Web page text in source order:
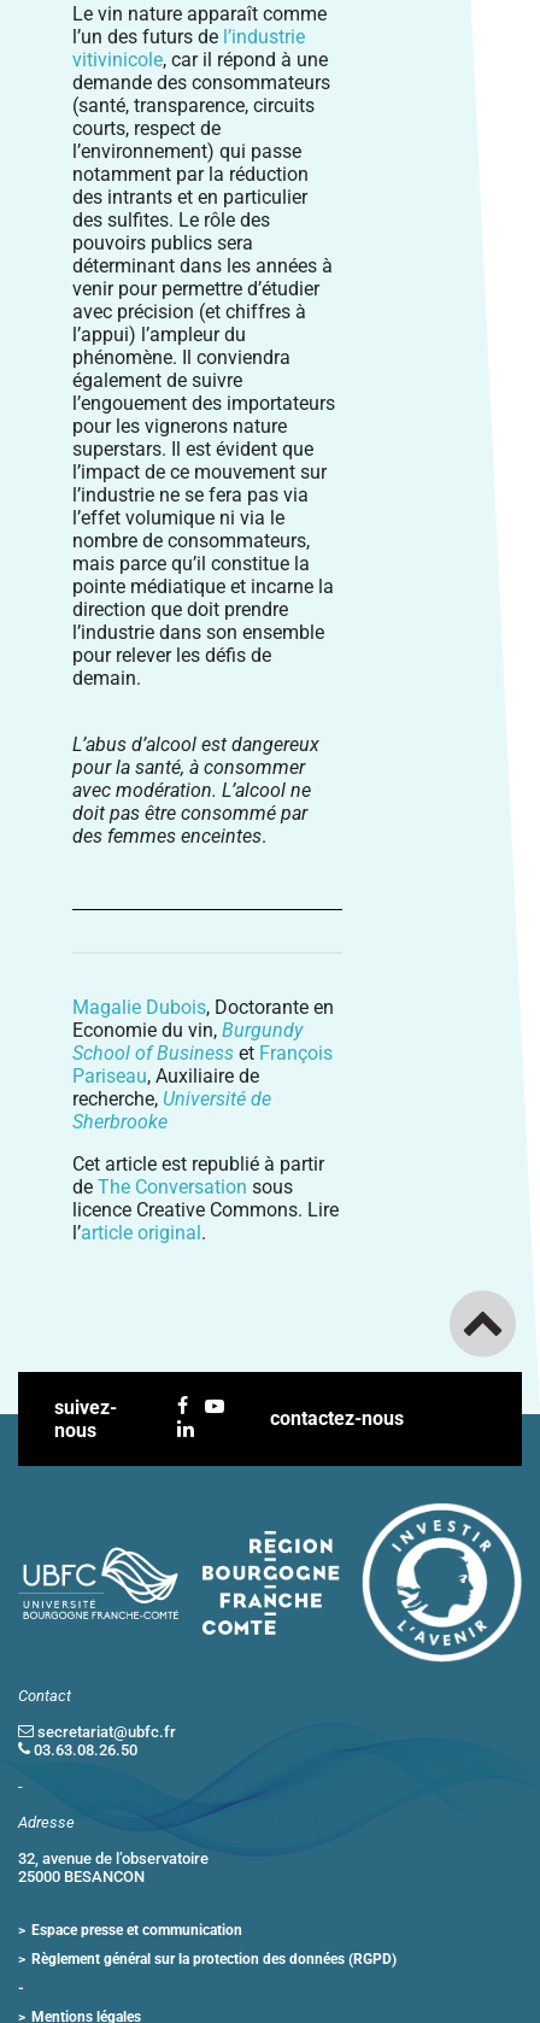
Le vin nature apparaît comme
l’un des futurs de l’industrie
vitivinicole, car il répond à une
demande des consommateurs
(santé, transparence, circuits
courts, respect de
l’environnement) qui passe
notamment par la réduction
des intrants et en particulier
des sulfites. Le rôle des
pouvoirs publics sera
déterminant dans les années à
venir pour permettre d’étudier
avec précision (et chiffres à
l’appui) l’ampleur du
phénomène. Il conviendra
également de suivre
l’engouement des importateurs
pour les vignerons nature
superstars. Il est évident que
l’impact de ce mouvement sur
l’industrie ne se fera pas via
l’effet volumique ni via le
nombre de consommateurs,
mais parce qu’il constitue la
pointe médiatique et incarne la
direction que doit prendre
l’industrie dans son ensemble
pour relever les défis de
demain.
L’abus d’alcool est dangereux
pour la santé, à consommer
avec modération. L’alcool ne
doit pas être consommé par
des femmes enceintes.
Magalie Dubois, Doctorante en
Economie du vin, Burgundy
School of Business et François
Pariseau, Auxiliaire de
recherche, Université de
Sherbrooke
Cet article est republié à partir
de The Conversation sous
licence Creative Commons. Lire
l’article original.
suivez-
nous
contactez-nous
Contact
secretariat@ubfc.fr
03.63.08.26.50
-
Adresse
32, avenue de l’observatoire
25000 BESANCON
Espace presse et communication
Règlement général sur la protection des données (RGPD)
Mentions légales